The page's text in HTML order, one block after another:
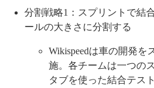
分割戦略1：スプリントで結
ールの大きさに分割する
Wikispeedは車の開発を
施。各チームは一つの
タブを使った結合テス